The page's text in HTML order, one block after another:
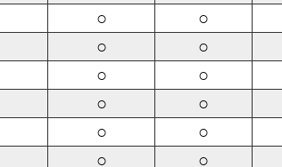
○ ○
○ ○
○ ○
○ ○
○ ○
○ ○